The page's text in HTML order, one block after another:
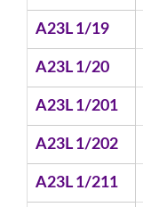
A23L 1/19
A23L 1/20
A23L 1/201
A23L 1/202
A23L 1/211